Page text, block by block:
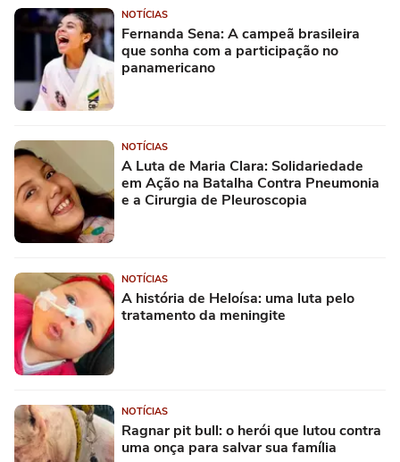
NOTÍCIAS
Fernanda Sena: A campeã brasileira
que sonha com a participação no
panamericano
NOTÍCIAS
A Luta de Maria Clara: Solidariedade
em Ação na Batalha Contra Pneumonia
e a Cirurgia de Pleuroscopia
NOTÍCIAS
A história de Heloísa: uma luta pelo
tratamento da meningite
NOTÍCIAS
Ragnar pit bull: o herói que lutou contra
uma onça para salvar sua família